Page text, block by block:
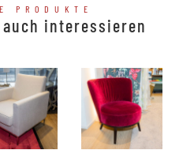
PRODUKTE
auch interessieren